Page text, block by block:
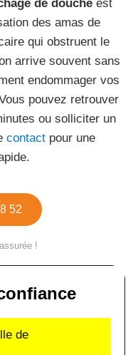
de douche est
des amas de
qui obstruent le
arrive souvent sans
endommager vos
pouvez retrouver
ou solliciter un
contactpour une
52
!
de